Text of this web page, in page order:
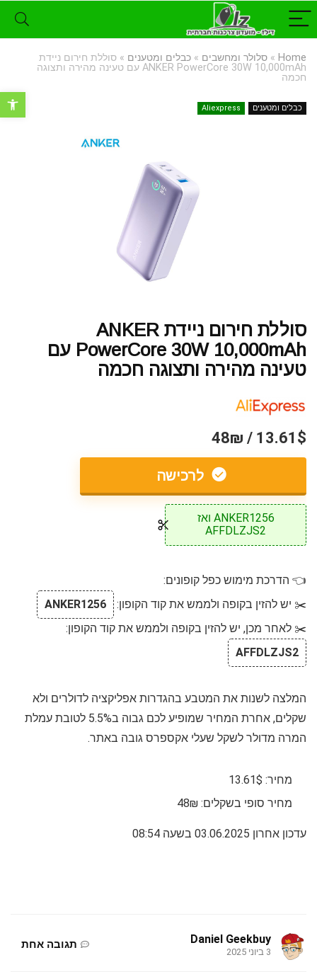
פתח
Home
» סלולר ומחשבים » כבלים ומטענים » סוללת חירום ניידת
ANKER PowerCore 30W 10,000mAh עם טעינה מהירה ותצוגה
חכמה
כבלים ומטענים Aliexpress
סוללת חירום ניידת ANKER
PowerCore 30W 10,000mAh עם
טעינה מהירה ותצוגה חכמה
13.61$ / 48₪
לרכישה
ANKER1256 ואז
AFFDLZJS2
👈 הדרכת מימוש כפל קופונים:
✂️ יש להזין בקופה ולממש את קוד הקופון:
ANKER1256
✂️ לאחר מכן, יש להזין בקופה ולממש את קוד הקופון:
AFFDLZJS2
המלצה לשנות את המטבע בהגדרות אפליקציה לדולרים ולא
שקלים, אחרת המחיר שמופיע לכם גבוה ב5.5% לטובת עמלת
המרה מדולר לשקל שעלי אקספרס גובה באתר.
מחיר: 13.61$
מחיר סופי בשקלים: 48₪
עדכון אחרון 03.06.2025 בשעה 08:54
Daniel Geekbuy
3 ביוני 2025
תגובה אחת